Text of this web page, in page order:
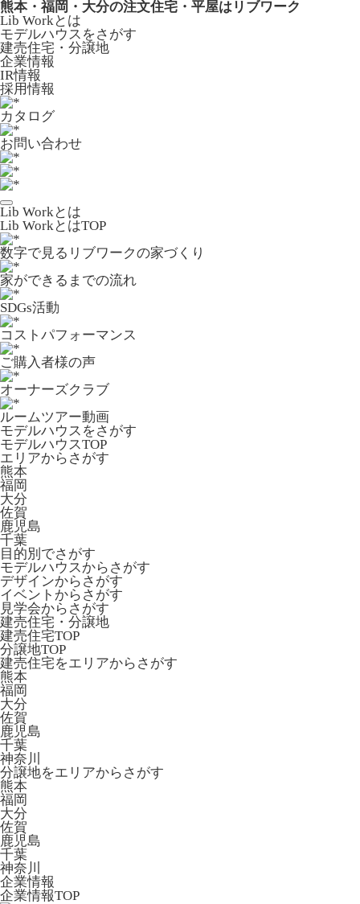
熊本・福岡・大分の注文住宅・平屋はリブワーク
Lib Workとは
モデルハウスをさがす
建売住宅・分譲地
企業情報
IR情報
採用情報
カタログ
お問い合わせ
Lib Workとは
Lib WorkとはTOP
数字で⾒るリブワークの家づくり
家ができるまでの流れ
SDGs活動
コストパフォーマンス
ご購入者様の声
オーナーズクラブ
ルームツアー動画
モデルハウスをさがす
モデルハウスTOP
エリアからさがす
熊本
福岡
大分
佐賀
鹿児島
千葉
目的別でさがす
モデルハウスからさがす
デザインからさがす
イベントからさがす
見学会からさがす
建売住宅・分譲地
建売住宅TOP
分譲地TOP
建売住宅をエリアからさがす
熊本
福岡
大分
佐賀
鹿児島
千葉
神奈川
分譲地をエリアからさがす
熊本
福岡
大分
佐賀
鹿児島
千葉
神奈川
企業情報
企業情報TOP